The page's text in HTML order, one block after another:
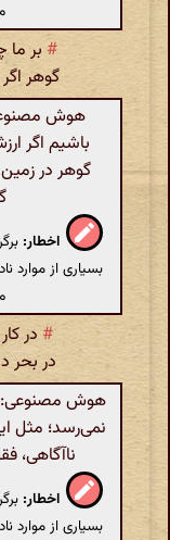
# بر
گوهر
هوش
باشیم اگر
گوهر در
اخطار:
بسیاری از موارد
#در
در بحر
هوش مصنوعی:
نمی‌رسد؛ مثل
ناآگاهی،
اخطار:
بسیاری از موارد